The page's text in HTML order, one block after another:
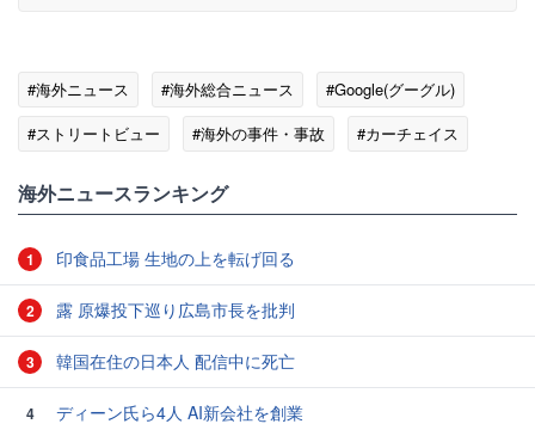
#海外ニュース #海外総合ニュース
#Google(グーグル)
#ストリートビュー
#海外の事件・事故 #カーチェイス
海外ニュースランキング
1 印食品工場 生地の上を転げ回る
2 露 原爆投下巡り広島市長を批判
3 韓国在住の日本人 配信中に死亡
4 ディーン氏ら4人 AI新会社を創業